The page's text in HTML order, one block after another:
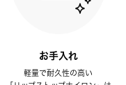
お手入れ
軽量で耐久性の高い